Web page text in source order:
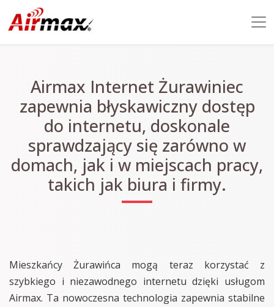
Airmax Internet Żurawiniec
zapewnia błyskawiczny dostęp
do internetu, doskonale
sprawdzający się zarówno w
domach, jak i w miejscach pracy,
takich jak biura i firmy.
Mieszkańcy Żurawińca mogą teraz korzystać z
szybkiego i niezawodnego internetu dzięki usługom
Airmax. Ta nowoczesna technologia zapewnia stabilne